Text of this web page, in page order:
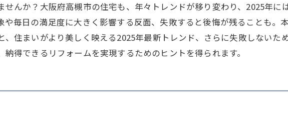
せんか？大阪府高槻市の住宅も、年々トレンドが移り変わり、2025年
や毎日の満足度に大きく影響する反面、失敗すると後悔が残ることも。
、住まいがより美しく映える2025年最新トレンド、さらに失敗しないた
得できるリフォームを実現するためのヒントを得られます。